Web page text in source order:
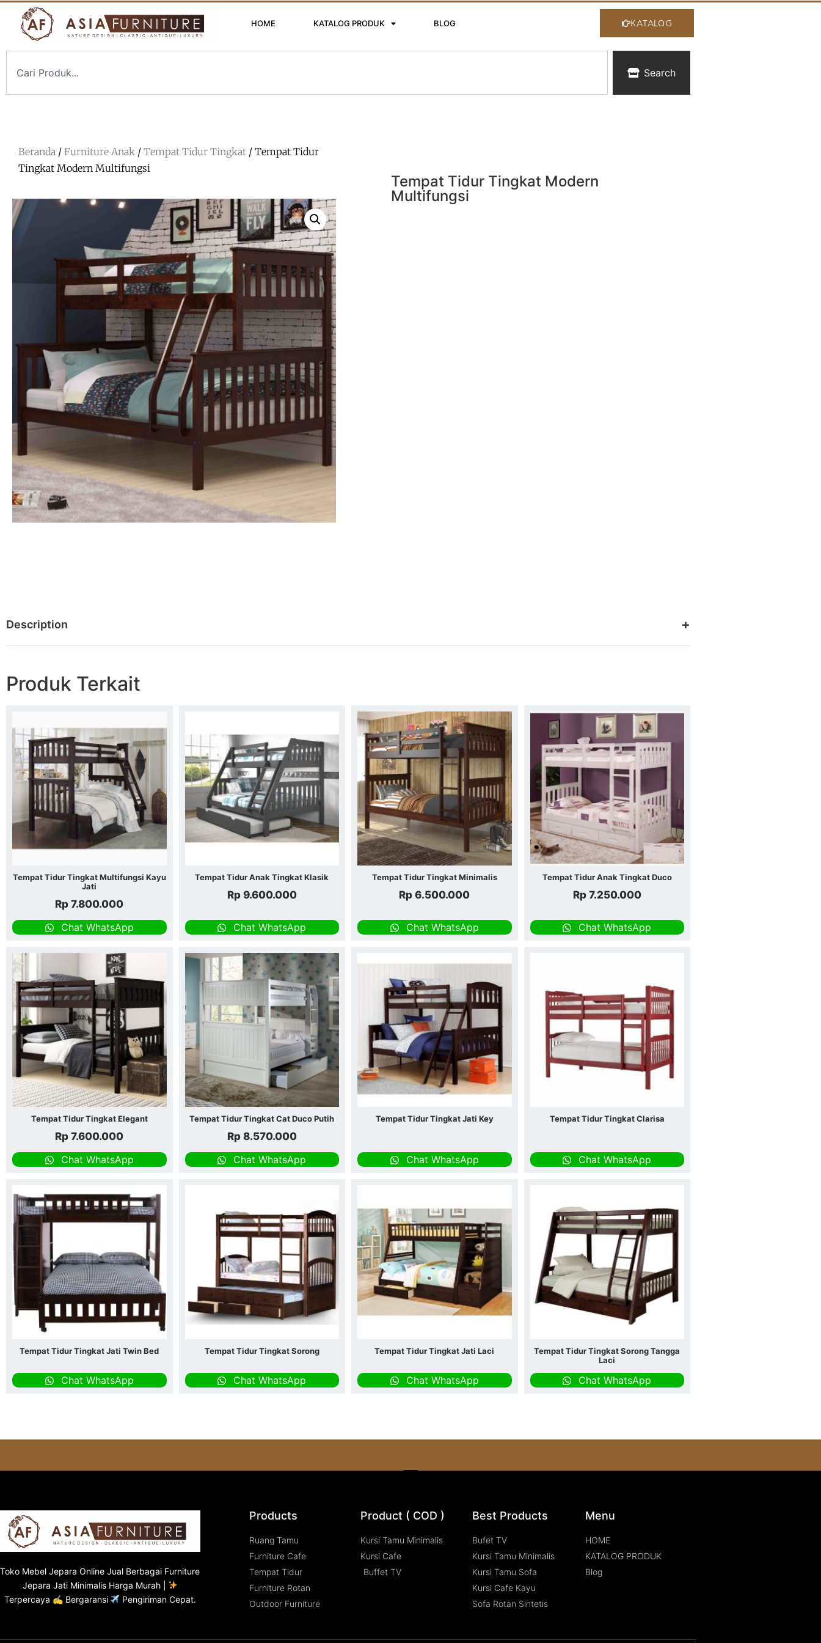
HOME KATALOG PRODUK BLOG KATALOG
Search
Beranda / Furniture Anak / Tempat Tidur Tingkat / Tempat Tidur
Tingkat Modern Multifungsi
Tempat Tidur Tingkat Modern
Multifungsi
Description
Produk Terkait
Tempat Tidur Tingkat Multifungsi Kayu
Jati
Rp 7.800.000
Chat WhatsApp
Tempat Tidur Anak Tingkat Klasik
Rp9.600.000
Chat WhatsApp
Tempat Tidur Tingkat Minimalis
Rp 6.500.000
Chat WhatsApp
Tempat Tidur Anak Tingkat Duco
Rp7.250.000
Chat WhatsApp
Tempat Tidur Tingkat Elegant
Rp 7.600.000
Chat WhatsApp
Tempat Tidur Tingkat Cat Duco Putih
Rp8.570.000
Chat WhatsApp
Tempat Tidur Tingkat Jati Key
Chat WhatsApp
Tempat Tidur Tingkat Clarisa
Chat WhatsApp
Tempat Tidur Tingkat Jati Twin Bed
Chat WhatsApp
Tempat Tidur Tingkat Sorong
Chat WhatsApp
Tempat Tidur Tingkat Jati Laci
Chat WhatsApp
Tempat Tidur Tingkat Sorong Tangga
Laci
Chat WhatsApp
Toko Mebel Jepara Online Jual Berbagai Furniture
Jepara Jati Minimalis Harga Murah |
Terpercaya ✍ Bergaransi
Pengiriman Cepat.
Products
Ruang Tamu
Furniture Cafe
Tempat Tidur
Furniture Rotan
Outdoor Furniture
Product ( COD )
Kursi Tamu Minimalis
Kursi Cafe
Buffet TV
Best Products
Bufet TV
Kursi Tamu Minimalis
Kursi Tamu Sofa
Kursi Cafe Kayu
Sofa Rotan Sintetis
Menu
HOME
KATALOG PRODUK
Blog